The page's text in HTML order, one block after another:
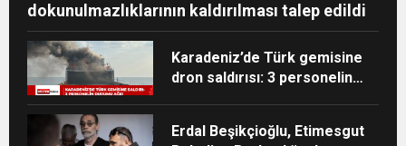
dokunulmazlıklarının kaldırılması talep edildi
Karadeniz’de Türk gemisine
dron saldırısı: 3 personelin
Erdal Beşikçioğlu, Etimesgut